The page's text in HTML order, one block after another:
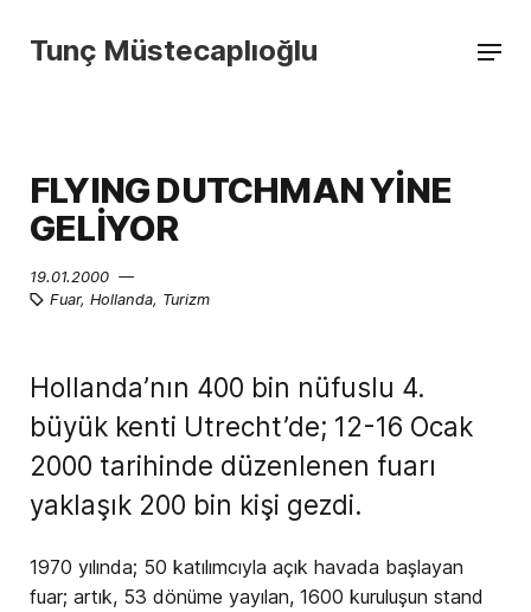
Tunç Müstecaplıoğlu
FLYING DUTCHMAN YİNE
GELİYOR
19.01.2000 —
Fuar, Hollanda, Turizm
Hollanda’nın 400 bin nüfuslu 4.
büyük kenti Utrecht’de; 12-16 Ocak
2000 tarihinde düzenlenen fuarı
yaklaşık 200 bin kişi gezdi.
1970 yılında; 50 katılımcıyla açık havada başlayan
fuar; artık, 53 dönüme yayılan, 1600 kuruluşun stand